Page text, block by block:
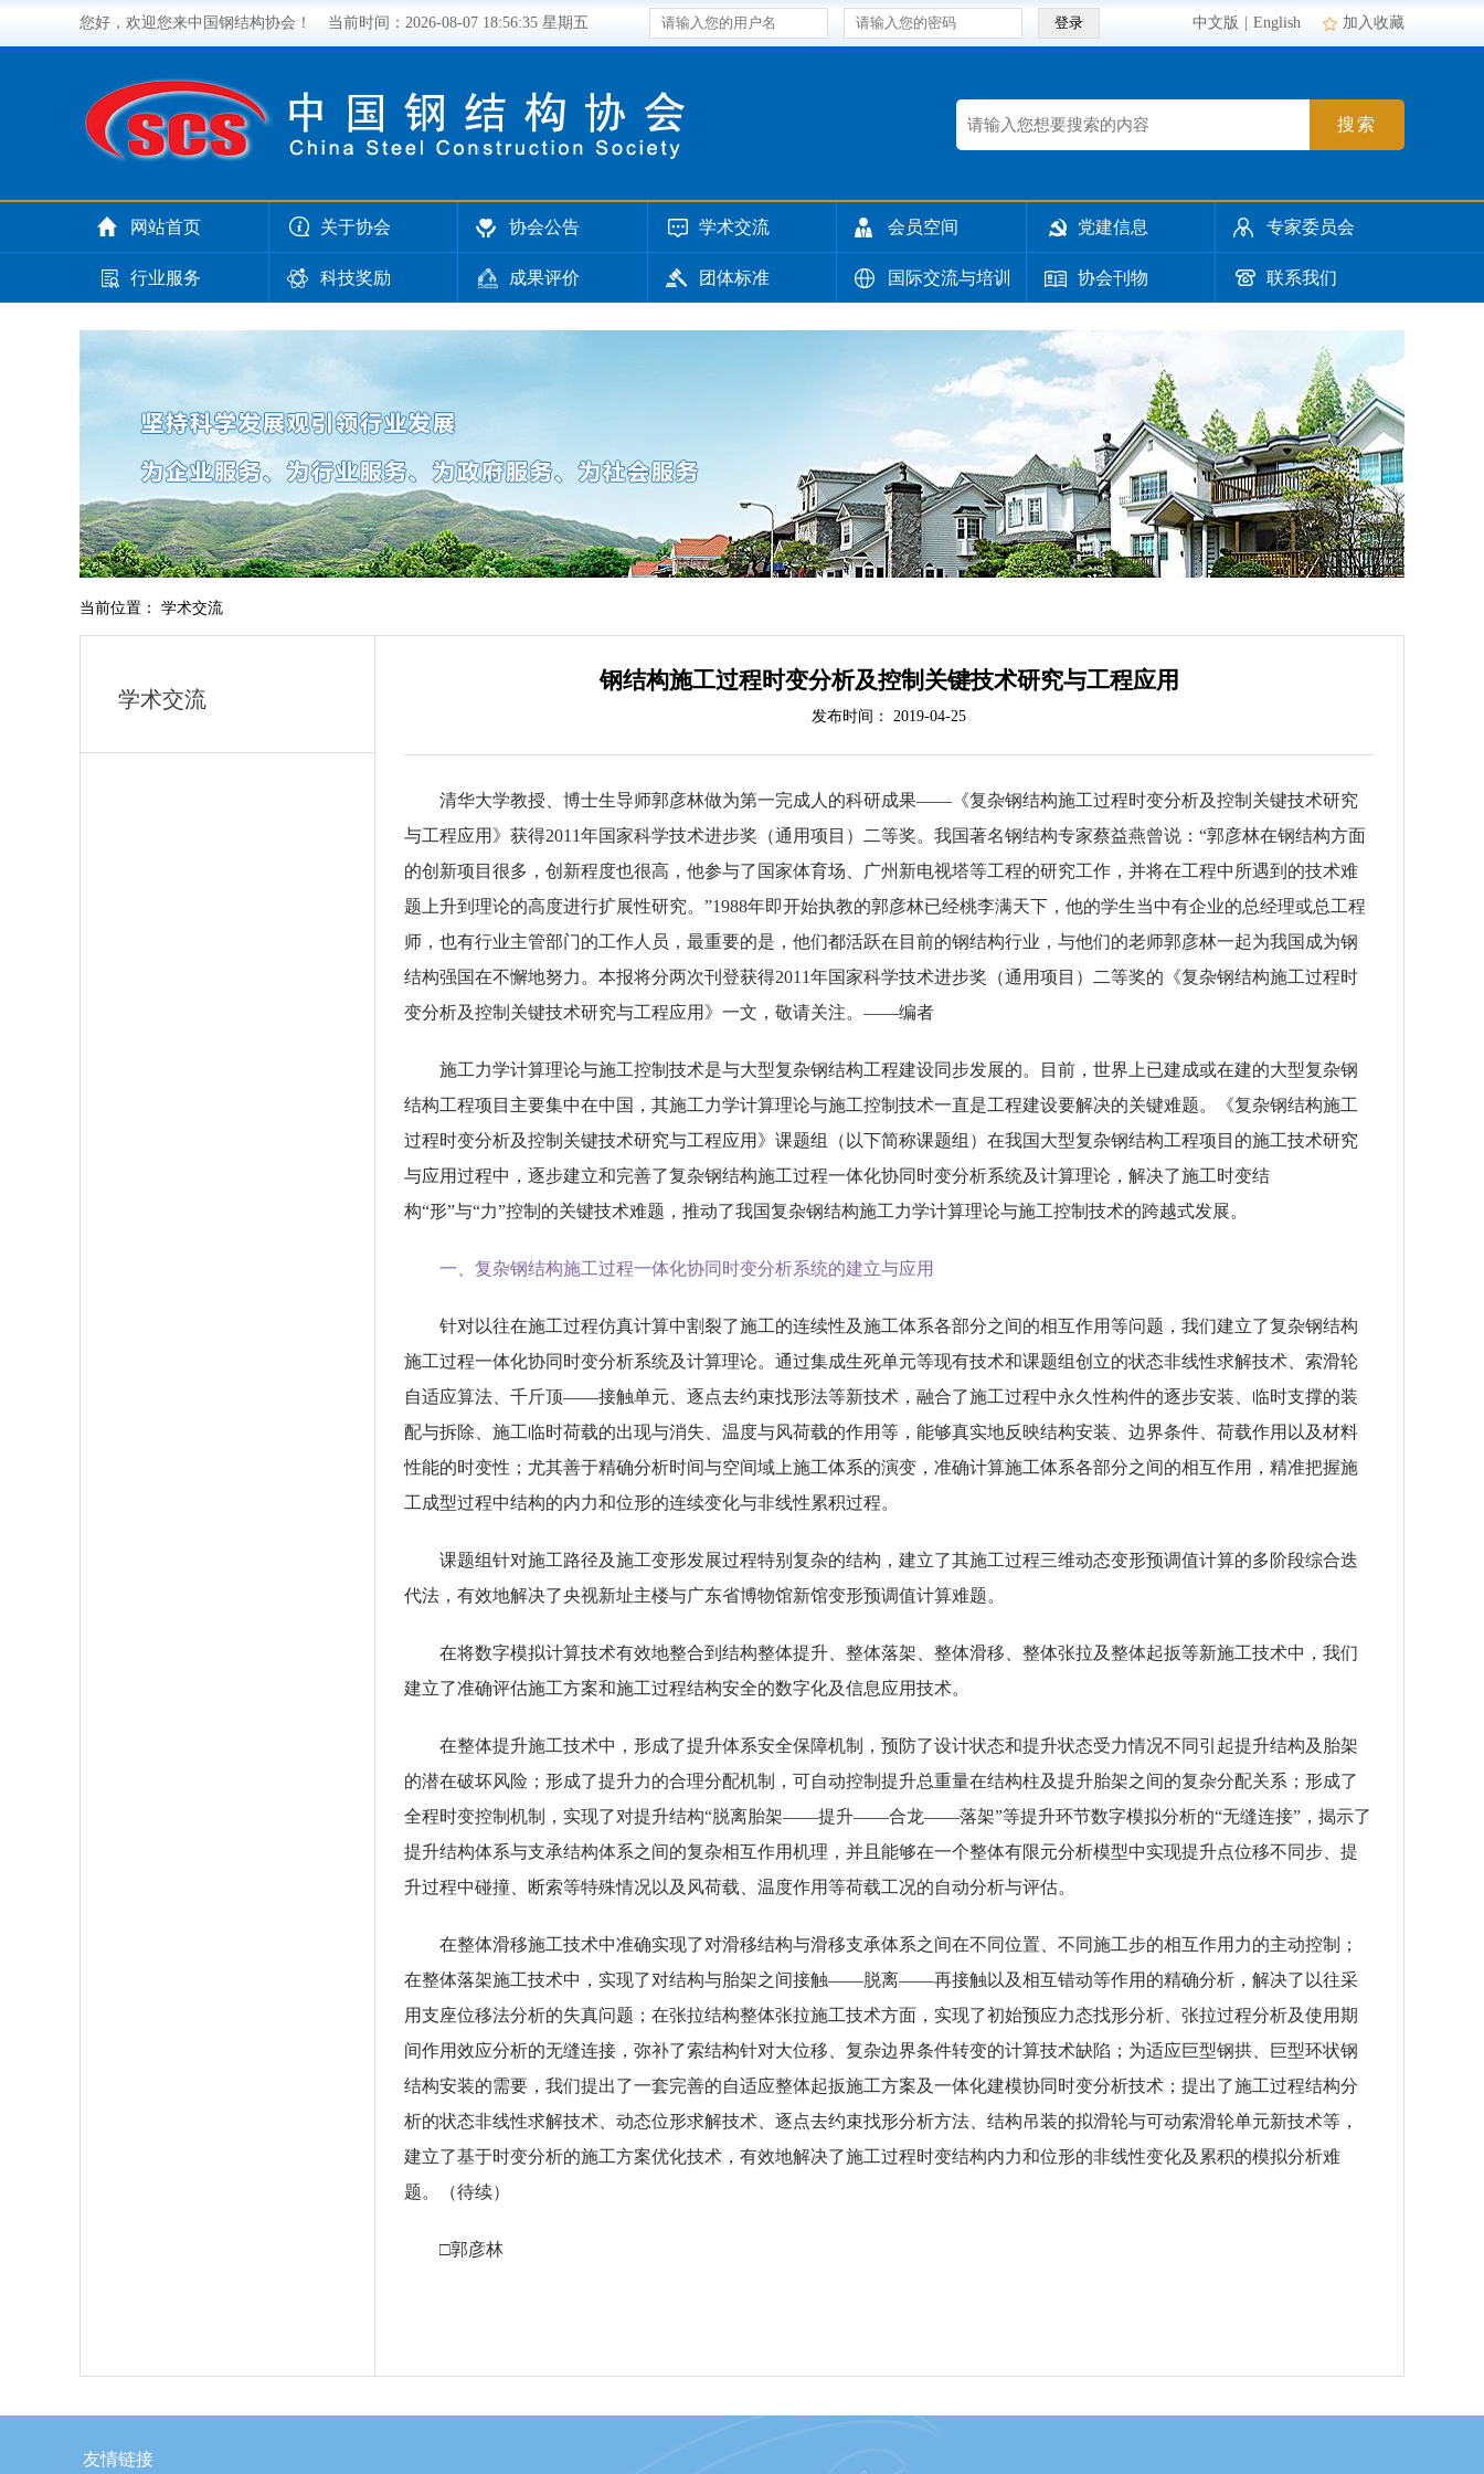
您好，欢迎您来中国钢结构协会！ 当前时间： 2026-08-07 18:56:36 星期五 登录 中文版 English 加入收藏
搜索
网站首页 关于协会 协会公告 学术交流 会员空间 党建信息 专家委员会
行业服务 科技奖励 成果评价 团体标准 国际交流与培训 协会刊物 联系我们
当前位置： 学术交流
学术交流
钢结构施工过程时变分析及控制关键技术研究与工程应用
发布时间： 2019-04-25
清华大学教授、博士生导师郭彦林做为第一完成人的科研成果——《复杂钢结构施工过程时变分析及控制关键技术研究
与工程应用》获得2011年国家科学技术进步奖（通用项目）二等奖。我国著名钢结构专家蔡益燕曾说：“郭彦林在钢结构方面
的创新项目很多，创新程度也很高，他参与了国家体育场、广州新电视塔等工程的研究工作，并将在工程中所遇到的技术难
题上升到理论的高度进行扩展性研究。”1988年即开始执教的郭彦林已经桃李满天下，他的学生当中有企业的总经理或总工程
师，也有行业主管部门的工作人员，最重要的是，他们都活跃在目前的钢结构行业，与他们的老师郭彦林一起为我国成为钢
结构强国在不懈地努力。本报将分两次刊登获得2011年国家科学技术进步奖（通用项目）二等奖的《复杂钢结构施工过程时
变分析及控制关键技术研究与工程应用》一文，敬请关注。——编者
施工力学计算理论与施工控制技术是与大型复杂钢结构工程建设同步发展的。目前，世界上已建成或在建的大型复杂钢
结构工程项目主要集中在中国，其施工力学计算理论与施工控制技术一直是工程建设要解决的关键难题。《复杂钢结构施工
过程时变分析及控制关键技术研究与工程应用》课题组（以下简称课题组）在我国大型复杂钢结构工程项目的施工技术研究
与应用过程中，逐步建立和完善了复杂钢结构施工过程一体化协同时变分析系统及计算理论，解决了施工时变结
构“形”与“力”控制的关键技术难题，推动了我国复杂钢结构施工力学计算理论与施工控制技术的跨越式发展。
一、复杂钢结构施工过程一体化协同时变分析系统的建立与应用
针对以往在施工过程仿真计算中割裂了施工的连续性及施工体系各部分之间的相互作用等问题，我们建立了复杂钢结构
施工过程一体化协同时变分析系统及计算理论。通过集成生死单元等现有技术和课题组创立的状态非线性求解技术、索滑轮
自适应算法、千斤顶——接触单元、逐点去约束找形法等新技术，融合了施工过程中永久性构件的逐步安装、临时支撑的装
配与拆除、施工临时荷载的出现与消失、温度与风荷载的作用等，能够真实地反映结构安装、边界条件、荷载作用以及材料
性能的时变性；尤其善于精确分析时间与空间域上施工体系的演变，准确计算施工体系各部分之间的相互作用，精准把握施
工成型过程中结构的内力和位形的连续变化与非线性累积过程。
课题组针对施工路径及施工变形发展过程特别复杂的结构，建立了其施工过程三维动态变形预调值计算的多阶段综合迭
代法，有效地解决了央视新址主楼与广东省博物馆新馆变形预调值计算难题。
在将数字模拟计算技术有效地整合到结构整体提升、整体落架、整体滑移、整体张拉及整体起扳等新施工技术中，我们
建立了准确评估施工方案和施工过程结构安全的数字化及信息应用技术。
在整体提升施工技术中，形成了提升体系安全保障机制，预防了设计状态和提升状态受力情况不同引起提升结构及胎架
的潜在破坏风险；形成了提升力的合理分配机制，可自动控制提升总重量在结构柱及提升胎架之间的复杂分配关系；形成了
全程时变控制机制，实现了对提升结构“脱离胎架——提升——合龙——落架”等提升环节数字模拟分析的“无缝连接”，揭示了
提升结构体系与支承结构体系之间的复杂相互作用机理，并且能够在一个整体有限元分析模型中实现提升点位移不同步、提
升过程中碰撞、断索等特殊情况以及风荷载、温度作用等荷载工况的自动分析与评估。
在整体滑移施工技术中准确实现了对滑移结构与滑移支承体系之间在不同位置、不同施工步的相互作用力的主动控制；
在整体落架施工技术中，实现了对结构与胎架之间接触——脱离——再接触以及相互错动等作用的精确分析，解决了以往采
用支座位移法分析的失真问题；在张拉结构整体张拉施工技术方面，实现了初始预应力态找形分析、张拉过程分析及使用期
间作用效应分析的无缝连接，弥补了索结构针对大位移、复杂边界条件转变的计算技术缺陷；为适应巨型钢拱、巨型环状钢
结构安装的需要，我们提出了一套完善的自适应整体起扳施工方案及一体化建模协同时变分析技术；提出了施工过程结构分
析的状态非线性求解技术、动态位形求解技术、逐点去约束找形分析方法、结构吊装的拟滑轮与可动索滑轮单元新技术等，
建立了基于时变分析的施工方案优化技术，有效地解决了施工过程时变结构内力和位形的非线性变化及累积的模拟分析难
题。（待续）
□郭彦林
友情链接